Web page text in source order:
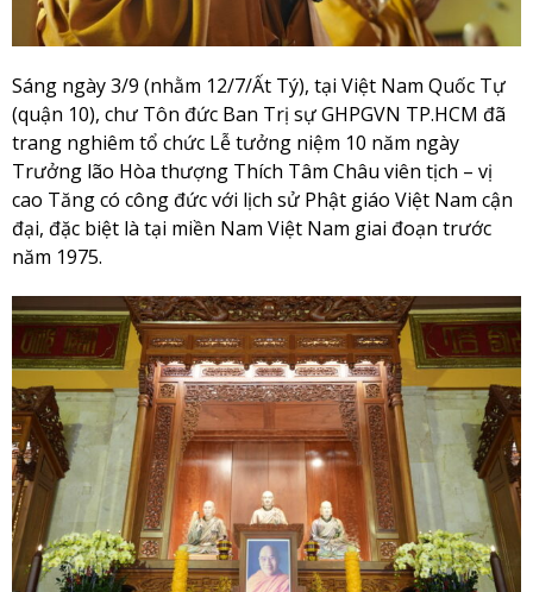
Sáng ngày 3/9 (nhằm 12/7/Ất Tý), tại Việt Nam Quốc Tự
(quận 10), chư Tôn đức Ban Trị sự GHPGVN TP.HCM đã
trang nghiêm tổ chức Lễ tưởng niệm 10 năm ngày
Trưởng lão Hòa thượng Thích Tâm Châu viên tịch – vị
cao Tăng có công đức với lịch sử Phật giáo Việt Nam cận
đại, đặc biệt là tại miền Nam Việt Nam giai đoạn trước
năm 1975.